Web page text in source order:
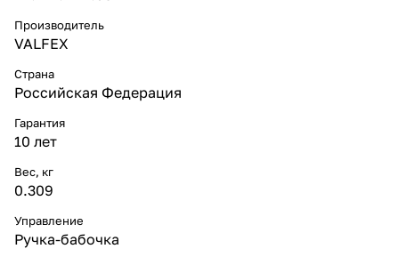
Производитель
VALFEX
Страна
Российская Федерация
Гарантия
10 лет
Вес, кг
0.309
Управление
Ручка-бабочка